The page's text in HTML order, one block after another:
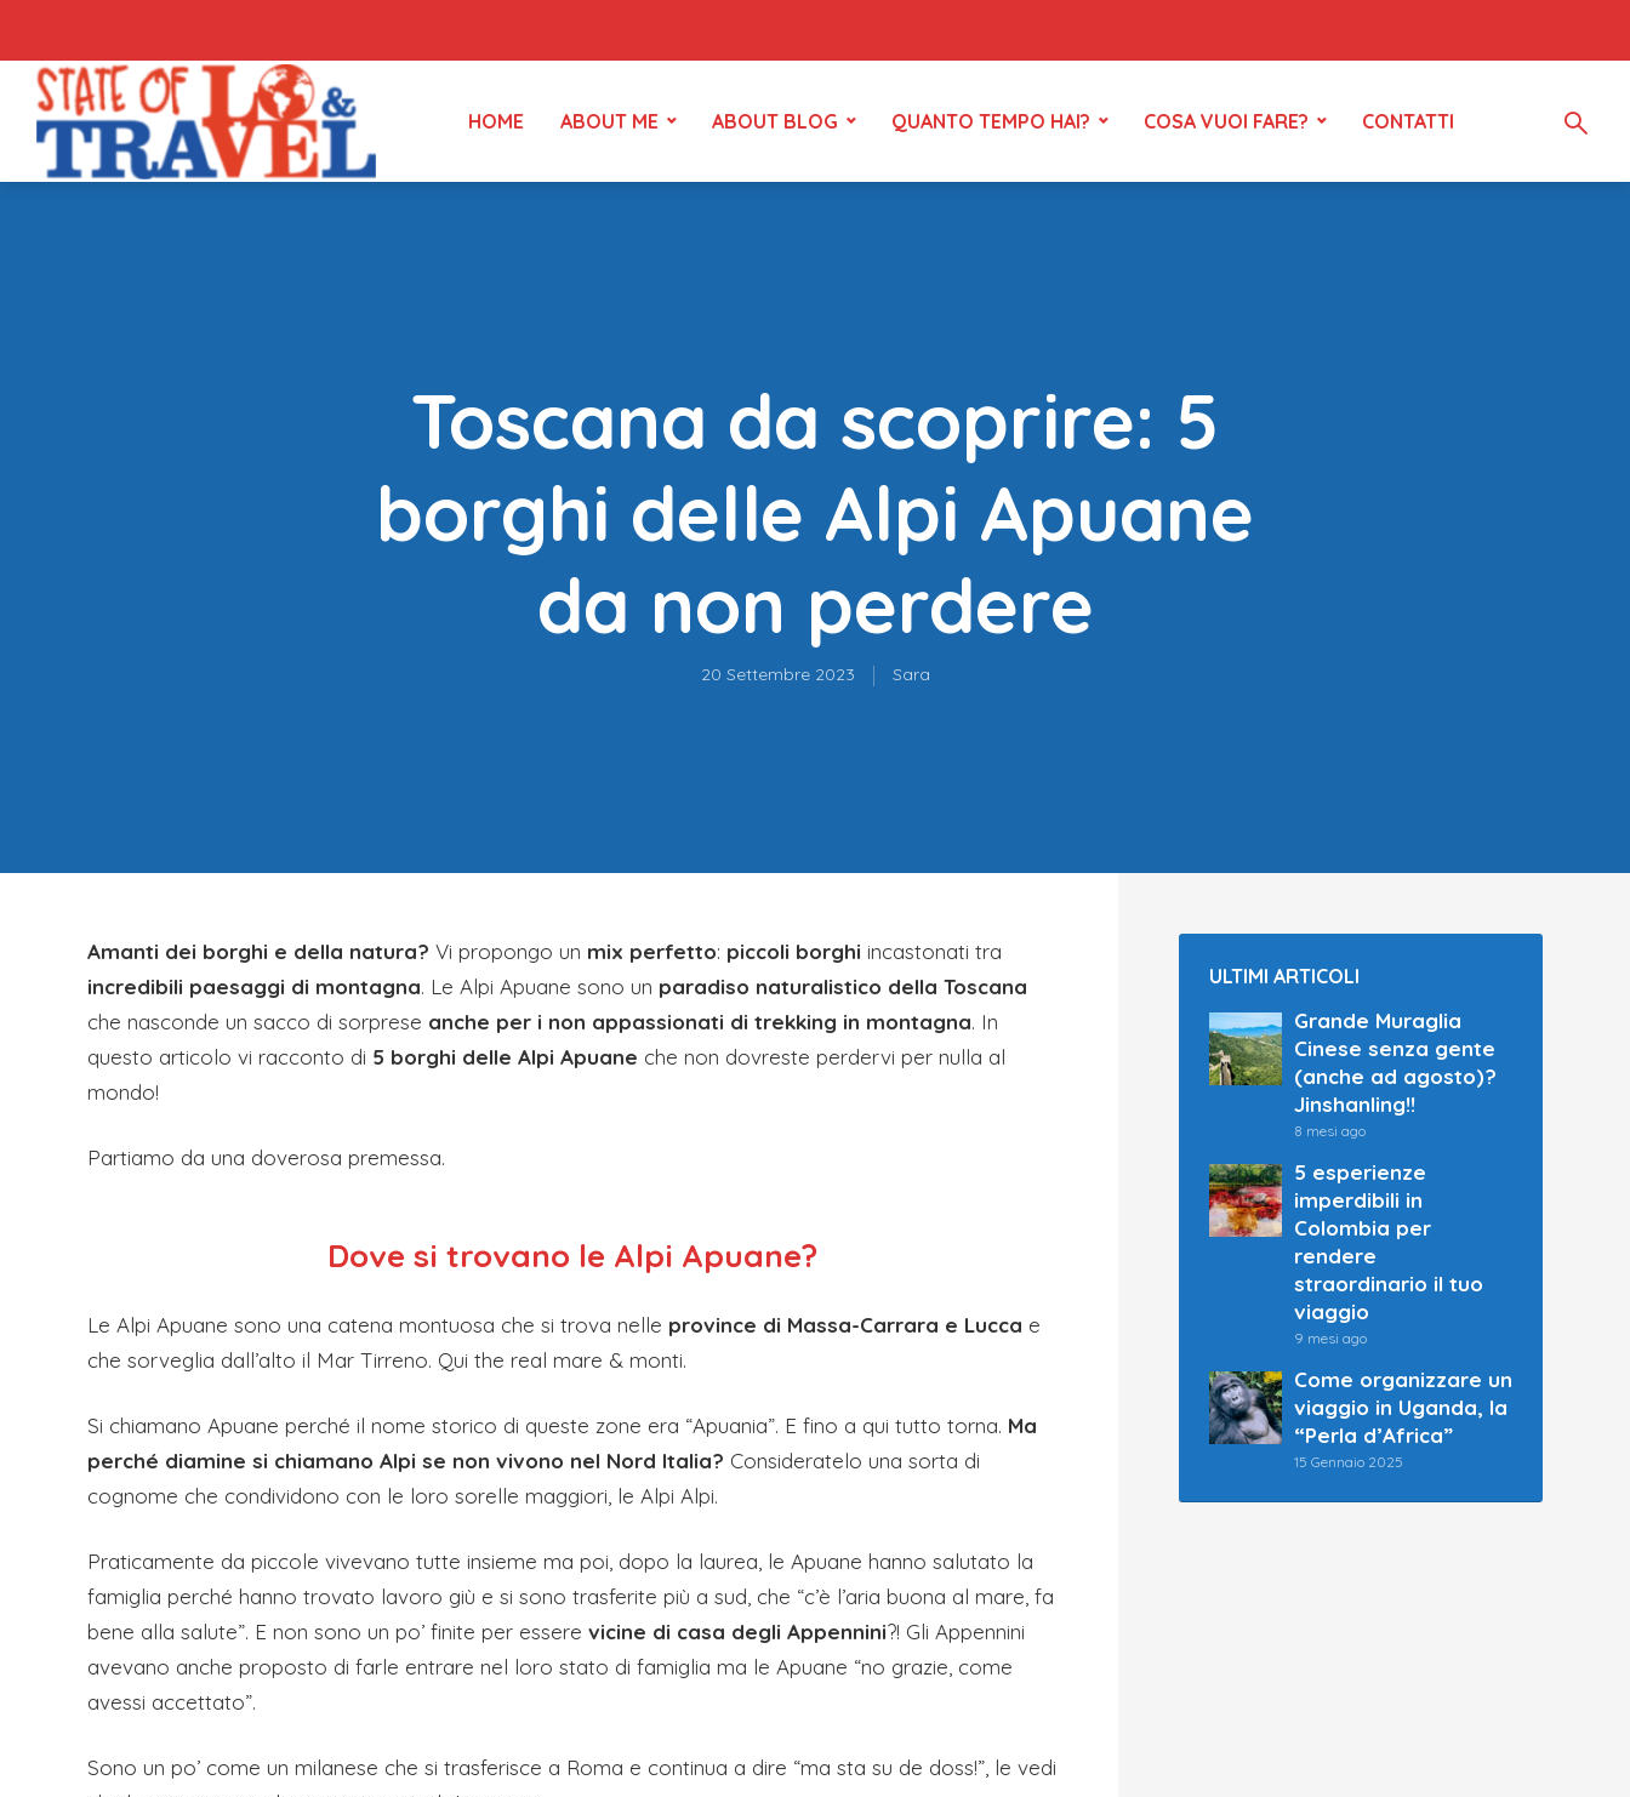
HOME ABOUT ME ABOUT BLOG QUANTO TEMPO HAI? COSA VUOI FARE? CONTATTI
Toscana da scoprire: 5
borghi delle Alpi Apuane
da non perdere
20 Settembre 2023 Sara
Amanti dei borghi e della natura? Vi propongo un mix perfetto: piccoli borghi incastonati tra
incredibili paesaggi di montagna. Le Alpi Apuane sono un paradiso naturalistico della Toscana
che nasconde un sacco di sorprese anche per i non appassionati di trekking in montagna. In
questo articolo vi racconto di 5 borghi delle Alpi Apuane che non dovreste perdervi per nulla al
mondo!
Partiamo da una doverosa premessa.
Dove si trovano le Alpi Apuane?
Le Alpi Apuane sono una catena montuosa che si trova nelle province di Massa-Carrara e Lucca e
che sorveglia dall’alto il Mar Tirreno. Qui the real mare & monti.
Si chiamano Apuane perché il nome storico di queste zone era “Apuania”. E fino a qui tutto torna. Ma
perché diamine si chiamano Alpi se non vivono nel Nord Italia? Consideratelo una sorta di
cognome che condividono con le loro sorelle maggiori, le Alpi Alpi.
Praticamente da piccole vivevano tutte insieme ma poi, dopo la laurea, le Apuane hanno salutato la
famiglia perché hanno trovato lavoro giù e si sono trasferite più a sud, che “c’è l’aria buona al mare, fa
bene alla salute”. E non sono un po’ finite per essere vicine di casa degli Appennini?! Gli Appennini
avevano anche proposto di farle entrare nel loro stato di famiglia ma le Apuane “no grazie, come
avessi accettato”.
Sono un po’ come un milanese che si trasferisce a Roma e continua a dire “ma sta su de doss!”, le vedi
ULTIMI ARTICOLI
Grande Muraglia
Cinese senza gente
(anche ad agosto)?
Jinshanling!!
8 mesi ago
5 esperienze
imperdibili in
Colombia per
rendere
straordinario il tuo
viaggio
9 mesi ago
Come organizzare un
viaggio in Uganda, la
“Perla d’Africa”
15 Gennaio 2025